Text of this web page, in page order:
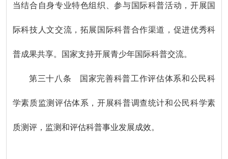
当结合自身专业特色组织、参与国际科普活动，开展国
际科技人文交流，拓展国际科普合作渠道，促进优秀科
普成果共享。国家支持开展青少年国际科普交流。
第三十八条 国家完善科普工作评估体系和公民科
学素质监测评估体系，开展科普调查统计和公民科学素
质测评，监测和评估科普事业发展成效。